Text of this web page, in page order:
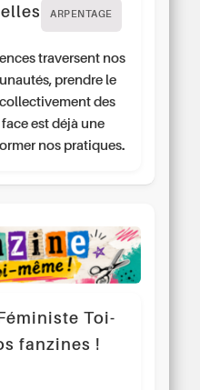
ARPENTAGE
traversent nos
prendre le
des
est déjà une
nos pratiques.
Toi-
fanzines !